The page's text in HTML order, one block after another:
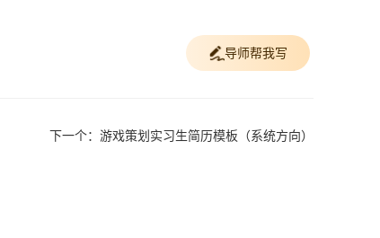
导师帮我写
下一个：游戏策划实习生简历模板（系统方向）